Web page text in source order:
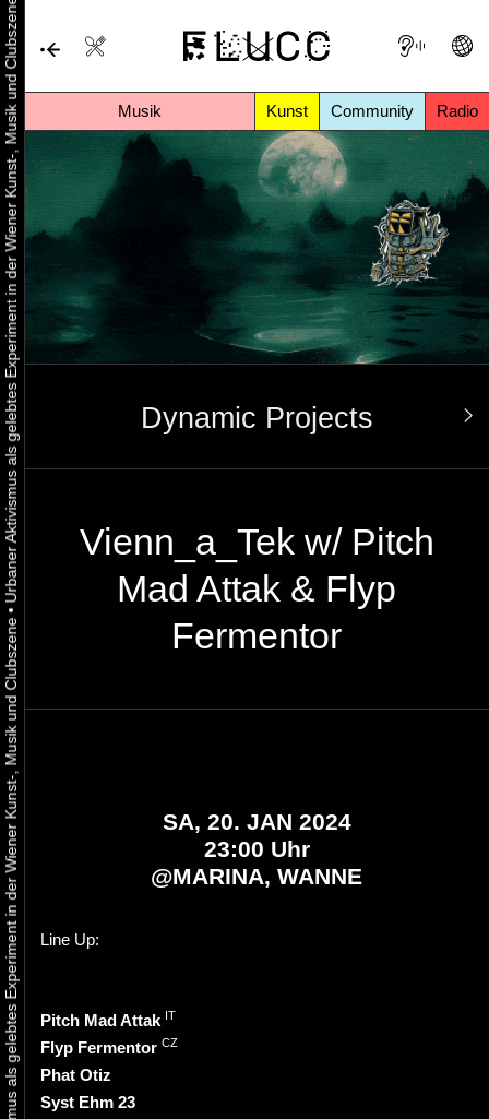
Musik Kunst Community Radio
Urbaner Aktivismus als gelebtes Experiment in der Wiener Kunst-, Musik und Clubszene
•
Urbaner Aktivismus als gelebtes Experiment in der Wiener Kunst-, Musik und Clubszene Dynamic Projects
Vienn_a_Tek w/ Pitch
Mad Attak & Flyp
Fermentor
SA, 20. JAN 2024
23:00 Uhr
@MARINA, WANNE
Line Up:
Pitch Mad Attak IT
Flyp Fermentor CZ
Phat Otiz
Syst Ehm 23